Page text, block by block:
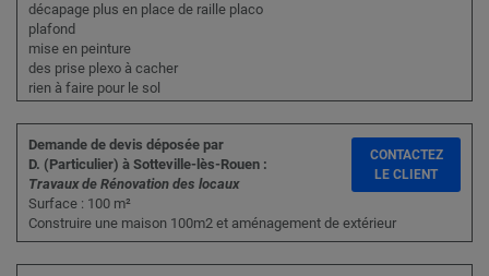
décapage plus en place de raille placo
plafond
mise en peinture
des prise plexo à cacher
rien à faire pour le sol
Demande de devis déposée par
D. (Particulier) à Sotteville-lès-Rouen :
Travaux de Rénovation des locaux
Surface : 100 m²
Construire une maison 100m2 et aménagement de extérieur
CONTACTEZ
LE CLIENT